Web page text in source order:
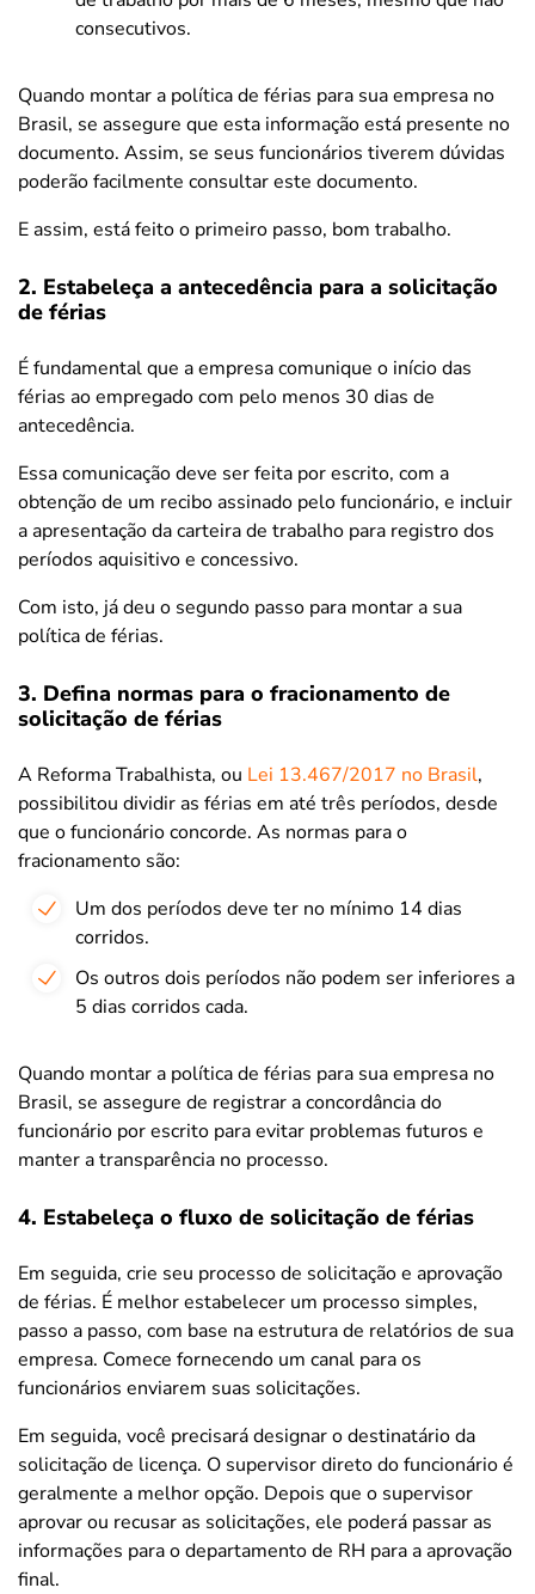
consecutivos.
Quando montar a política de férias para sua empresa no
Brasil, se assegure que esta informação está presente no
documento. Assim, se seus funcionários tiverem dúvidas
poderão facilmente consultar este documento.
E assim, está feito o primeiro passo, bom trabalho.
2. Estabeleça a antecedência para a solicitação
de férias
É fundamental que a empresa comunique o início das
férias ao empregado com pelo menos 30 dias de
antecedência.
Essa comunicação deve ser feita por escrito, com a
obtenção de um recibo assinado pelo funcionário, e incluir
a apresentação da carteira de trabalho para registro dos
períodos aquisitivo e concessivo.
Com isto, já deu o segundo passo para montar a sua
política de férias.
3. Defina normas para o fracionamento de
solicitação de férias
A Reforma Trabalhista, ou Lei 13.467/2017 no Brasil,
possibilitou dividir as férias em até três períodos, desde
que o funcionário concorde. As normas para o
fracionamento são:
Um dos períodos deve ter no mínimo 14 dias
corridos.
Os outros dois períodos não podem ser inferiores a
5 dias corridos cada.
Quando montar a política de férias para sua empresa no
Brasil, se assegure de registrar a concordância do
funcionário por escrito para evitar problemas futuros e
manter a transparência no processo.
4. Estabeleça o fluxo de solicitação de férias
Em seguida, crie seu processo de solicitação e aprovação
de férias. É melhor estabelecer um processo simples,
passo a passo, com base na estrutura de relatórios de sua
empresa. Comece fornecendo um canal para os
funcionários enviarem suas solicitações.
Em seguida, você precisará designar o destinatário da
solicitação de licença. O supervisor direto do funcionário é
geralmente a melhor opção. Depois que o supervisor
aprovar ou recusar as solicitações, ele poderá passar as
informações para o departamento de RH para a aprovação
final.